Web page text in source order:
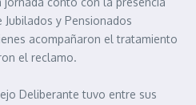
y Pensionados
acompañaron el tratamiento
el reclamo.
Deliberante tuvo entre sus